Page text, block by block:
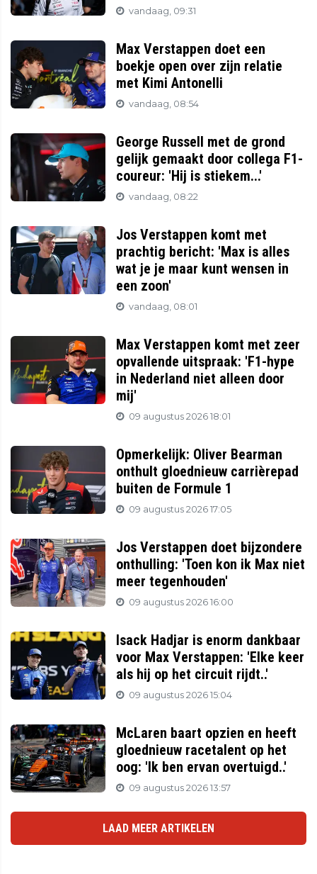
vandaag, 09:31
Max Verstappen doet een
boekje open over zijn relatie
met Kimi Antonelli
vandaag, 08:54
George Russell met de grond
gelijk gemaakt door collega F1-
coureur: 'Hij is stiekem...'
vandaag, 08:22
Jos Verstappen komt met
prachtig bericht: 'Max is alles
wat je je maar kunt wensen in
een zoon'
vandaag, 08:01
Max Verstappen komt met zeer
opvallende uitspraak: 'F1-hype
in Nederland niet alleen door
mij'
09 augustus 2026 18:01
Opmerkelijk: Oliver Bearman
onthult gloednieuw carrièrepad
buiten de Formule 1
09 augustus 2026 17:05
Jos Verstappen doet bijzondere
onthulling: 'Toen kon ik Max niet
meer tegenhouden'
09 augustus 2026 16:00
Isack Hadjar is enorm dankbaar
voor Max Verstappen: 'Elke keer
als hij op het circuit rijdt..'
09 augustus 2026 15:04
McLaren baart opzien en heeft
gloednieuw racetalent op het
oog: 'Ik ben ervan overtuigd..'
09 augustus 2026 13:57
LAAD MEER ARTIKELEN